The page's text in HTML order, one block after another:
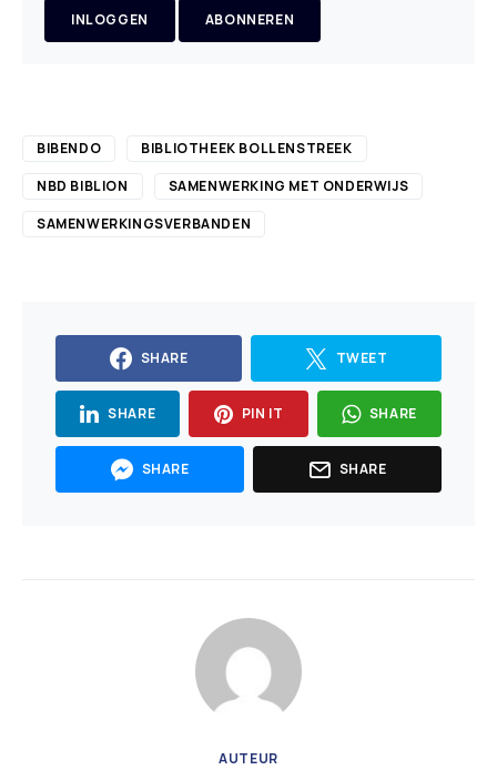
INLOGGEN ABONNEREN
BIBENDO
BIBLIOTHEEK BOLLENSTREEK
NBD BIBLION
SAMENWERKING MET ONDERWIJS
SAMENWERKINGSVERBANDEN
SHARE TWEET
SHARE PIN IT SHARE
SHARE SHARE
AUTEUR